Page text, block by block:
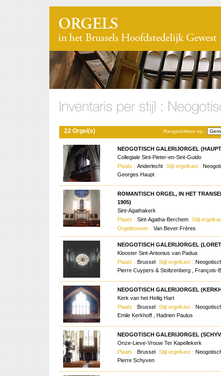
Rangschikken op :
22 Orgel(s)
NEOGOTISCH GALERIJORGEL
Collegiale Sint-Pieter-en-Sint-Guido
Plaats : Anderlecht Stijl orgelkast :
Georges Haupt
ROMANTISCH ORGEL, IN HET
1905)
Sint-Agathakerk
Plaats : Sint-Agatha-Berchem Stijl
Orgelbouwer : Van Bever Frères
NEOGOTISCH GALERIJORGEL
Klooster Sint-Antonius van Padua
Plaats : Brussel Stijl orgelkast :
Pierre Cuypers & Stoltzenberg , François-
NEOGOTISCH GALERIJORGEL
Kerk van het Heilig Hart
Plaats : Brussel Stijl orgelkast :
Emile Kerkhoff , Hadrien Paulus
NEOGOTISCH GALERIJORGEL
Onze-Lieve-Vrouw Ter Kapellekerk
Plaats : Brussel Stijl orgelkast :
Pierre Schyven